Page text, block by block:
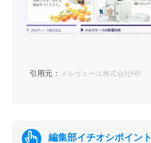
引用元： メルヴェーユ株式会社HP
編集部イチオシポイント